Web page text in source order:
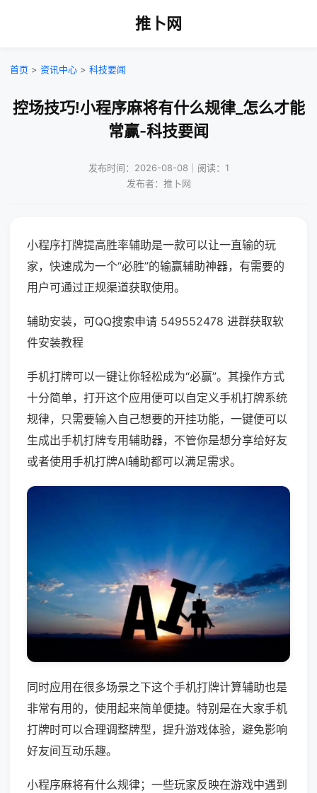
推卜网
首页 > 资讯中心 > 科技要闻
控场技巧!小程序麻将有什么规律_怎么才能
常赢-科技要闻
发布时间：2026-08-08｜阅读：1
发布者：推卜网
小程序打牌提高胜率辅助是一款可以让一直输的玩
家，快速成为一个“必胜”的输赢辅助神器，有需要的
用户可通过正规渠道获取使用。
辅助安装，可QQ搜索申请 549552478 进群获取软
件安装教程
手机打牌可以一键让你轻松成为“必赢”。其操作方式
十分简单，打开这个应用便可以自定义手机打牌系统
规律，只需要输入自己想要的开挂功能，一键便可以
生成出手机打牌专用辅助器，不管你是想分享给好友
或者使用手机打牌AI辅助都可以满足需求。
同时应用在很多场景之下这个手机打牌计算辅助也是
非常有用的，使用起来简单便捷。特别是在大家手机
打牌时可以合理调整牌型，提升游戏体验，避免影响
好友间互动乐趣。
小程序麻将有什么规律；一些玩家反映在游戏中遇到